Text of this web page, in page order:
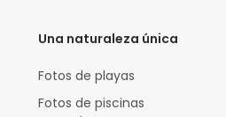
Una naturaleza única
Fotos de playas
Fotos de piscinas